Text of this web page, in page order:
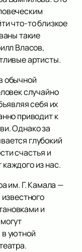
что-то близкое
такие
Власов,
артисты.
обычной
случайно
себя их
приводит к
Однако за
глубокий
счастья и
из нас.
им. Г. Камала —
и
уютной